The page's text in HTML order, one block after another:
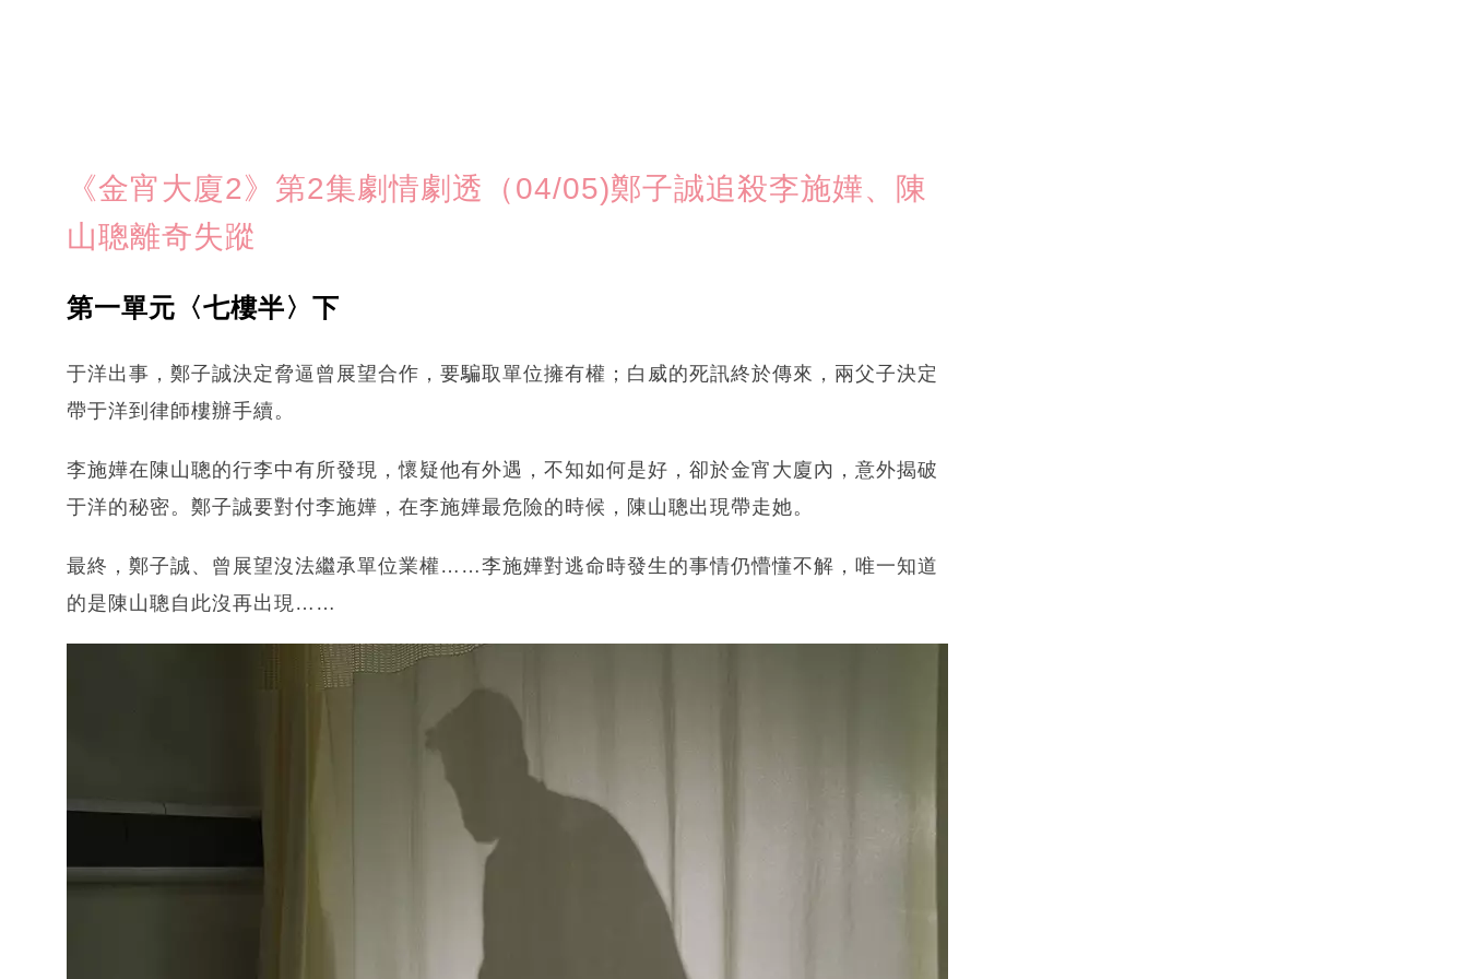
《金宵大廈2》第2集劇情劇透（04/05)鄭子誠追殺李施嬅、陳
山聰離奇失蹤
第一單元〈七樓半〉下
于洋出事，鄭子誠決定脅逼曾展望合作，要騙取單位擁有權；白威的死訊終於傳來，兩父子決定
帶于洋到律師樓辦手續。
李施嬅在陳山聰的行李中有所發現，懷疑他有外遇，不知如何是好，卻於金宵大廈內，意外揭破
于洋的秘密。鄭子誠要對付李施嬅，在李施嬅最危險的時候，陳山聰出現帶走她。
最終，鄭子誠、曾展望沒法繼承單位業權……李施嬅對逃命時發生的事情仍懵懂不解，唯一知道
的是陳山聰自此沒再出現……